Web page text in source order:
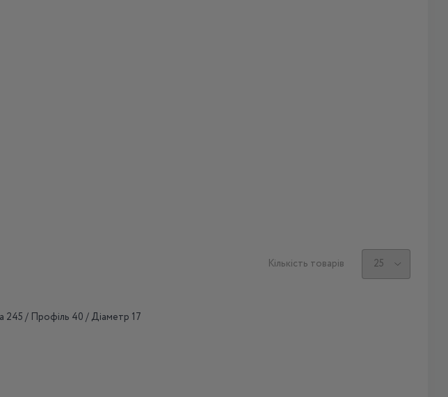
Кількість товарів
245 / Профіль 40 / Діаметр 17